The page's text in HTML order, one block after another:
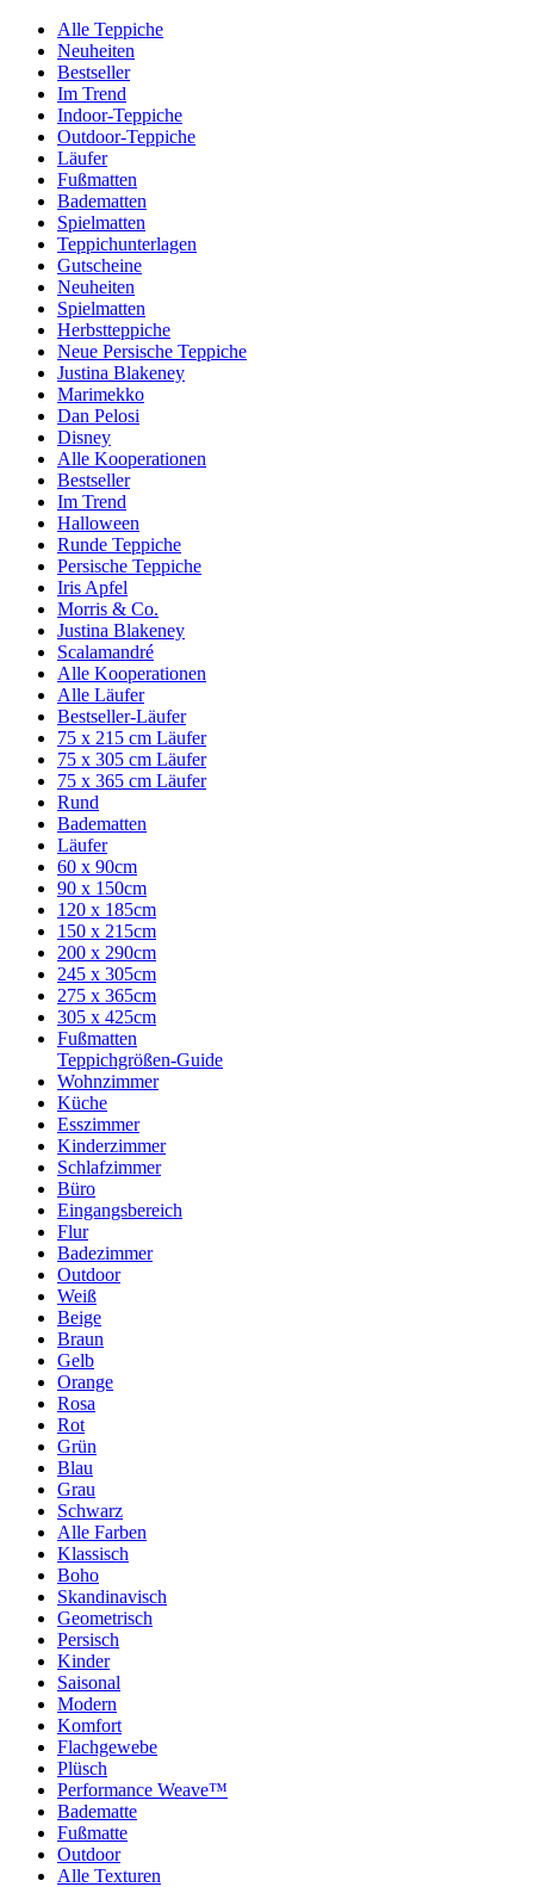
Alle Teppiche
Neuheiten
Bestseller
Im Trend
Indoor-Teppiche
Outdoor-Teppiche
Läufer
Fußmatten
Badematten
Spielmatten
Teppichunterlagen
Gutscheine
Neuheiten
Spielmatten
Herbstteppiche
Neue Persische Teppiche
Justina Blakeney
Marimekko
Dan Pelosi
Disney
Alle Kooperationen
Bestseller
Im Trend
Halloween
Runde Teppiche
Persische Teppiche
Iris Apfel
Morris & Co.
Justina Blakeney
Scalamandré
Alle Kooperationen
Alle Läufer
Bestseller-Läufer
75 x 215 cm Läufer
75 x 305 cm Läufer
75 x 365 cm Läufer
Rund
Badematten
Läufer
60 x 90cm
90 x 150cm
120 x 185cm
150 x 215cm
200 x 290cm
245 x 305cm
275 x 365cm
305 x 425cm
Fußmatten
Teppichgrößen-Guide
Wohnzimmer
Küche
Esszimmer
Kinderzimmer
Schlafzimmer
Büro
Eingangsbereich
Flur
Badezimmer
Outdoor
Weiß
Beige
Braun
Gelb
Orange
Rosa
Rot
Grün
Blau
Grau
Schwarz
Alle Farben
Klassisch
Boho
Skandinavisch
Geometrisch
Persisch
Kinder
Saisonal
Modern
Komfort
Flachgewebe
Plüsch
Performance Weave™
Badematte
Fußmatte
Outdoor
Alle Texturen